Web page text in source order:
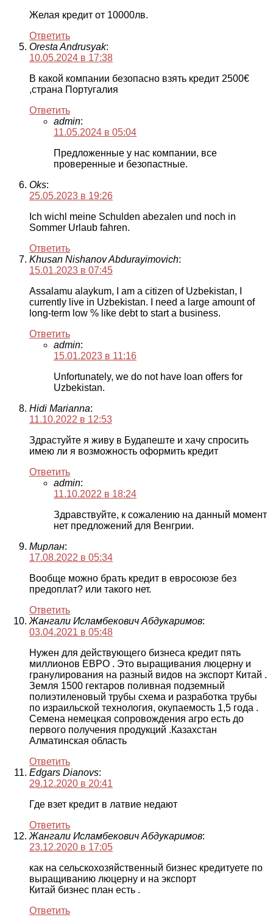
Желая кредит от 10000лв.
Ответить
Oresta Andrusyak:
10.05.2024 в 17:38
В какой компании безопасно взять кредит 2500€
,страна Португалия
Ответить
admin:
11.05.2024 в 05:04
Предложенные у нас компании, все
проверенные и безопастные.
Oks:
25.05.2023 в 19:26
Ich wichl meine Schulden abezalen und noch in
Sommer Urlaub fahren.
Ответить
Khusan Nishanov Abdurayimovich:
15.01.2023 в 07:45
Assalamu alaykum, I am a citizen of Uzbekistan, I
currently live in Uzbekistan. I need a large amount of
long-term low % like debt to start a business.
Ответить
admin:
15.01.2023 в 11:16
Unfortunately, we do not have loan offers for
Uzbekistan.
Hidi Marianna:
11.10.2022 в 12:53
Здрастуйте я живу в Будапеште и хачу спросить
имею ли я возможность оформить кредит
Ответить
admin:
11.10.2022 в 18:24
Здравствуйте, к сожалению на данный момент
нет предложений для Венгрии.
Мирлан:
17.08.2022 в 05:34
Вообще можно брать кредит в евросоюзе без
предоплат? или такого нет.
Ответить
Жангали Исламбекович Абдукаримов:
03.04.2021 в 05:48
Нужен для действующего бизнеса кредит пять
миллионов ЕВРО . Это выращивания люцерну и
гранулирования на разный видов на экспорт Китай .
Земля 1500 гектаров поливная подземный
полиэтиленовый трубы схема и разработка трубы
по израильской технология, окупаемость 1,5 года .
Семена немецкая сопровождения агро есть до
первого получения продукций .Казахстан
Алматинская область
Ответить
Edgars Dianovs:
29.12.2020 в 20:41
Где взет кредит в латвие недают
Ответить
Жангали Исламбекович Абдукаримов:
23.12.2020 в 17:05
как на сельскохозяйственный бизнес кредитуете по
выращиванию люцерну и на экспорт
Китай бизнес план есть .
Ответить